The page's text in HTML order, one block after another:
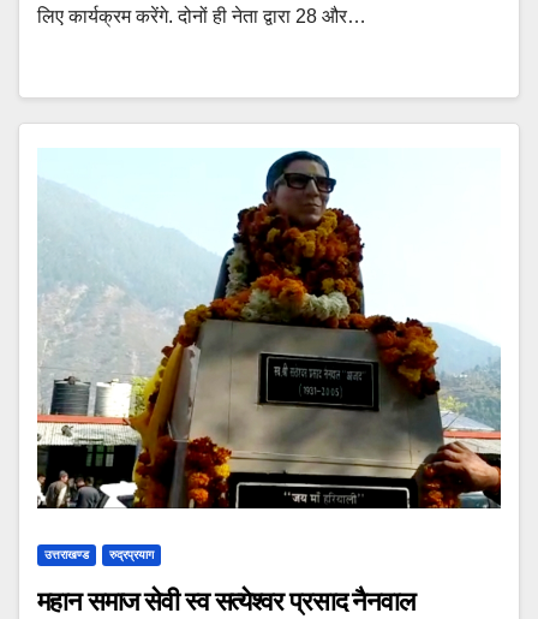
लिए कार्यक्रम करेंगे. दोनों ही नेता द्वारा 28 और…
उत्तराखण्ड रुद्रप्रयाग
महान समाज सेवी स्व सत्येश्वर प्रसाद नैनवाल